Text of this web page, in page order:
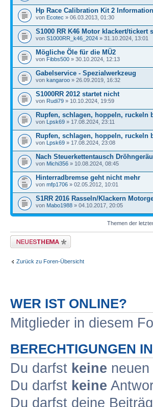
Hp Race Calibration Kit 2
von Ecotec » 06.03.2013, 01:30
S1000 RR K46 Motor klackert/tickert
von S1000RR_k46_2024 » 31.10.2024, 13:01
Mögliche Öle für die MÜ2
von Fibbs500 » 30.10.2024, 12:13
Gabelservice - Spezialwerkzeug
von kangaroo » 26.09.2019, 16:32
S1000RR 2012 startet nicht
von Rudi79 » 10.10.2024, 19:59
Rupfen, schlagen, hoppeln, ruckeln
von Lpsk69 » 17.08.2024, 23:11
Rupfen, schlagen, hoppeln, ruckeln
von Lpsk69 » 17.08.2024, 23:08
Nach Steuerkettentausch
von Michi356 » 10.08.2024, 08:45
Hinterradbremse geht nicht mehr
von mfp1706 » 02.05.2012, 10:01
S1RR 2016 Rasseln/Klackern
von Mabo1988 » 04.10.2017, 20:05
Themen der
Neues Thema erstellen
Zurück zu Foren-Übersicht
WER IST ONLINE?
Mitglieder in diesem
BERECHTIGUNGEN
Du darfst keine
Du darfst keine
Du darfst deine